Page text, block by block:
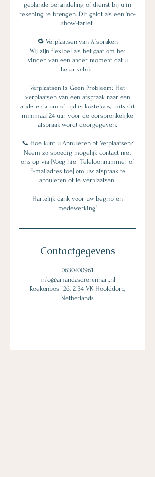
geplande behandeling of dienst bij u in
rekening te brengen. Dit geldt als een 'no-
show'-tarief.
🔁 Verplaatsen van Afspraken
Wij zijn flexibel als het gaat om het
vinden van een ander moment dat u
beter schikt.
Verplaatsen is Geen Probleem: Het
verplaatsen van een afspraak naar een
andere datum of tijd is kosteloos, mits dit
minimaal 24 uur voor de oorspronkelijke
afspraak wordt doorgegeven.
📞 Hoe kunt u Annuleren of Verplaatsen?
Neem zo spoedig mogelijk contact met
ons op via [Voeg hier Telefoonnummer of
E-mailadres toe] om uw afspraak te
annuleren of te verplaatsen.
Hartelijk dank voor uw begrip en
medewerking!
Contactgegevens
0630400961
info@amandasdierenhart.nl
Roekenbos 126, 2134 VK Hoofddorp,
Netherlands